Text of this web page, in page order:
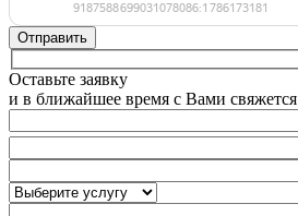
Оставьте заявку
и в ближайшее время с Вами